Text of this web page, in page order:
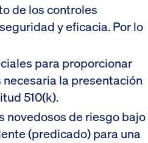
de los controles
y eficacia. Por lo
para proporcionar
la presentación
510(k).
novedosos de riesgo bajo
(predicado) para una